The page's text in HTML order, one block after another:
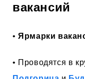
вакансий
•Ярмарки
• Проводятся в